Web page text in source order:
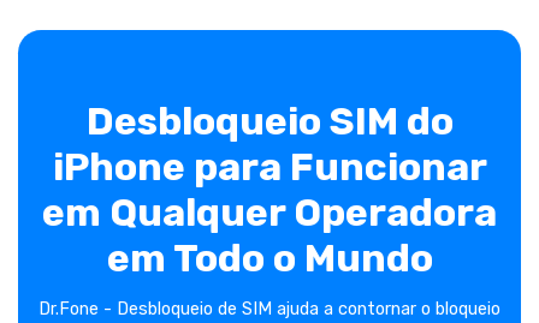
Desbloqueio SIM do
iPhone para Funcionar
em Qualquer Operadora
em Todo o Mundo
Dr.Fone - Desbloqueio de SIM ajuda a contornar o bloqueio